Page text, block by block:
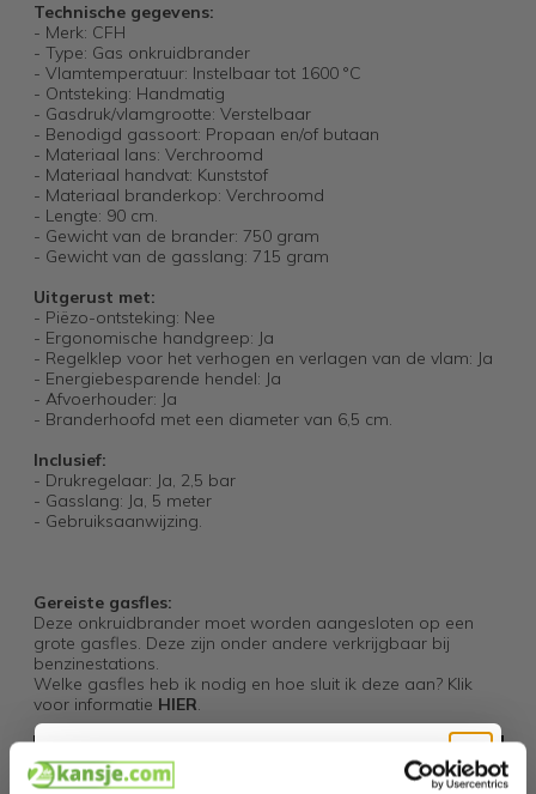
Technische gegevens:
- Merk: CFH
- Type: Gas onkruidbrander
- Vlamtemperatuur: Instelbaar tot 1600 °C
- Ontsteking: Handmatig
- Gasdruk/vlamgrootte: Verstelbaar
- Benodigd gassoort: Propaan en/of butaan
- Materiaal lans: Verchroomd
- Materiaal handvat: Kunststof
- Materiaal branderkop: Verchroomd
- Lengte: 90 cm.
- Gewicht van de brander: 750 gram
- Gewicht van de gasslang: 715 gram
Uitgerust met:
- Piëzo-ontsteking: Nee
- Ergonomische handgreep: Ja
- Regelklep voor het verhogen en verlagen van de vlam: Ja
- Energiebesparende hendel: Ja
- Afvoerhouder: Ja
- Branderhoofd met een diameter van 6,5 cm.
Inclusief:
- Drukregelaar: Ja, 2,5 bar
- Gasslang: Ja, 5 meter
- Gebruiksaanwijzing.
Gereiste gasfles:
Deze onkruidbrander moet worden aangesloten op een
grote gasfles. Deze zijn onder andere verkrijgbaar bij
benzinestations.
Welke gasfles heb ik nodig en hoe sluit ik deze aan? Klik
voor informatie HIER.